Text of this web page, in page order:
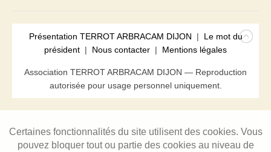
Présentation TERROT ARBRACAM DIJON | Le mot du
président | Nous contacter | Mentions légales
Association TERROT ARBRACAM DIJON — Reproduction
autorisée pour usage personnel uniquement.
Certaines fonctionnalités du site utilisent des cookies. Vous
pouvez bloquer tout ou partie des cookies au niveau de